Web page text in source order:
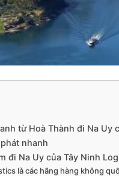
từ Hoà Thành đi Na Uy
nhanh
đi Na Uy của Tây Ninh
là các hãng hàng không